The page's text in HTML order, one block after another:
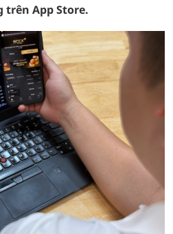
App Store.